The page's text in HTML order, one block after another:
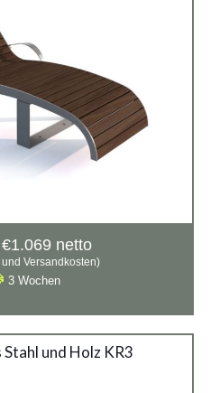
€1.069 Preisspanne:
€627
bis
netto
Versandkosten)
3 Wochen
Stahl und Holz KR3
Stahl und